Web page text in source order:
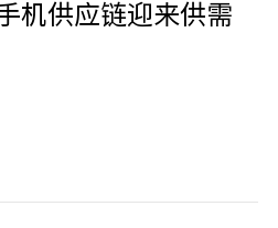
机供应链迎来供需